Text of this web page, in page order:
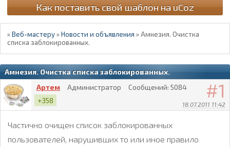
Как поставить свой шаблон на uCoz
»Веб-мастеру »Новости и объявления »Амнезия. Очистка
списка заблокированных.
Амнезия. Очистка списка заблокированных.
1
18.07.2011 11:42
Артем Администратор Сообщений: 5084
+358
Частично очищен список заблокированных
пользователей, нарушивших то или иное правило